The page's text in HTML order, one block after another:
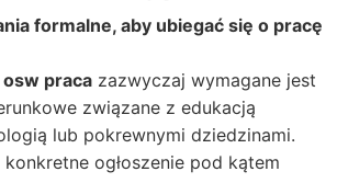
formalne, aby ubiegać się o pracę
osw praca zazwyczaj wymagane jest
związane z edukacją
lub pokrewnymi dziedzinami.
ogłoszenie pod kątem